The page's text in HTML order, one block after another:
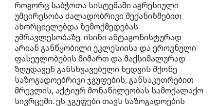
როგორც საბჭოთა სისტემაში აგრესიული
უმცირესობა ძალადობრივი მექანიზმებით
ახორციელებდა ზემოქმედებას
უმრავლესობაზე. ისინი ანტაგონისტურად
არიან განწყობილი ეკლესიისა და ეროვნული
ფასეულობების მიმართ და მაქსიმალურად
ზღუდავენ განსხვავებული ხედვის მქონე
საზოგადოებრივი ჯგუფების, განსაკუთრებით
მრევლის, აქტიურ მონაწილეობას სამოქალაქო
სივრცეში. ეს ჯგუფები თავს საზოგადოების